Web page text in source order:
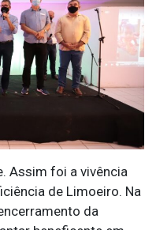
Assim foi a vivência
de Limoeiro. Na
da